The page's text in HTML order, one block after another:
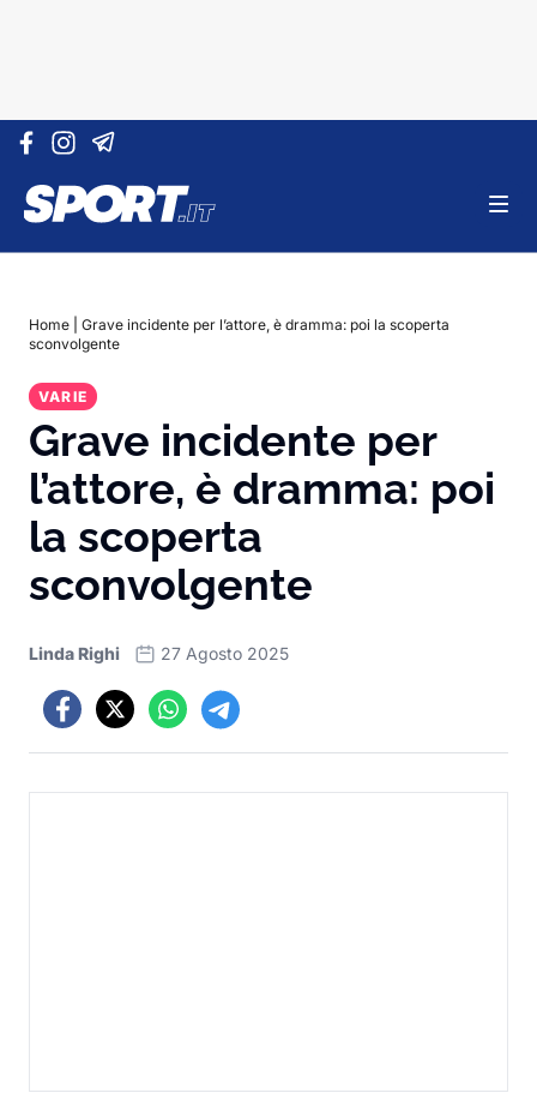
Vai al contenuto
Home
Grave incidente per l’attore, è dramma: poi la scoperta
sconvolgente
VARIE
Grave incidente per
l’attore, è dramma: poi
la scoperta
sconvolgente
Linda Righi 27 Agosto 2025